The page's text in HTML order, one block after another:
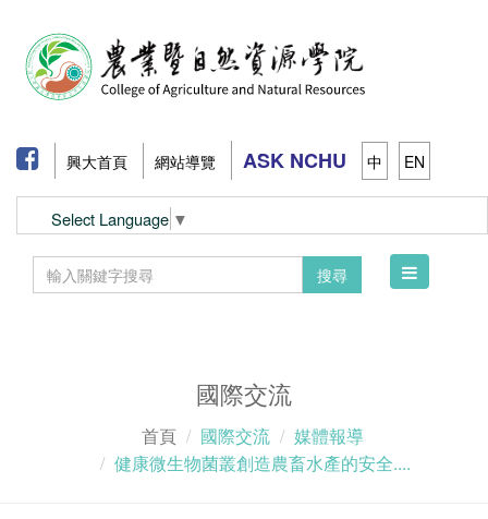
興大首頁 網站導覽 ASK NCHU 中 EN
Select Language ▼
搜尋
Toggle
國際交流
首頁 國際交流
媒體報導
健康微生物菌叢創造農畜水產的安全....